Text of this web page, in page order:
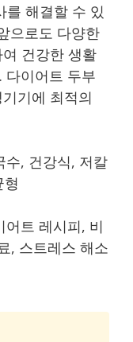
를 해결할 수 있
으로도 다양한
건강한 생활
다이어트 두부
기에 최적의
수, 건강식, 저칼
형
어트 레시피, 비
, 스트레스 해소